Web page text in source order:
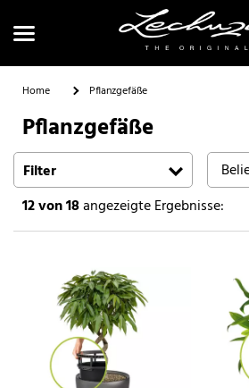
Suchen
Home Pflanzgefäße
Pflanzgefäße
Filter
12von 18angezeigte Ergebnisse: